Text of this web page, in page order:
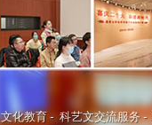
文化教育 - 科艺文交流服务 -